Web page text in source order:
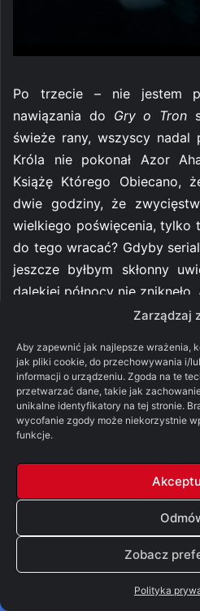
Zarządzaj
Aby zapewnić jak najlepsze wrażenia,
jak pliki cookie, do przechowywania i/
informacji o urządzeniu. Zgoda na te
przetwarzać dane, takie jak
unikalne identyfikatory na tej stronie.
wycofanie zgody może niekorzystnie
funkcje.
Zobacz
Polityka
Po trzecie – nie jestem
nawiązania do Gry o Tron
świeże rany, wszyscy nadal
Króla nie pokonał Azor
Książę Którego Obiecano,
dwie godziny, że
wielkiego poświęcenia, tylko
do tego wracać? Gdyby
jeszcze byłbym skłonny
dalekiej północy nie
Rodu Smoka.
odstawmy na boczny tor.
BT: Poza tym w serialu
zjednoczyło się w walce
nie powrót smoków, to
Muru.
No to idziemy dalej. W
Daemona mamy przed
jeszcze raz prosi siostrę o
jeśli odmówi, to spali ją tak
łezkę w oku, plecie coś o